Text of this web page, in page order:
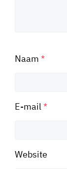
Naam *
E-mail*
Website